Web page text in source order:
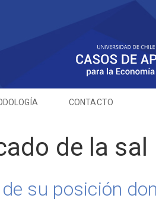
CONTACTO
de la sal
su posición